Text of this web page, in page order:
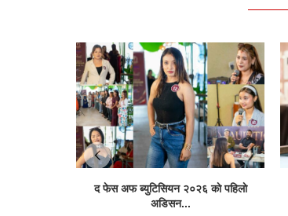
द फेस अफ ब्युटिसियन २०२६ काे पहिलाे
अडिसन...